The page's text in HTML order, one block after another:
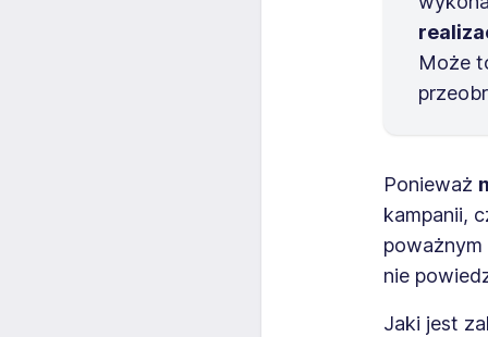
Może
Ponieważ
kampanii,
nie
Jaki jest